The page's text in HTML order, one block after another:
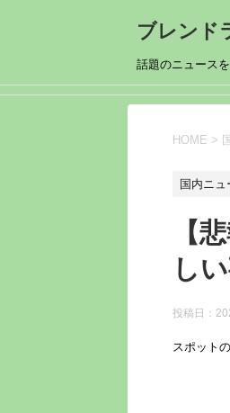
ブレンド
話題のニュース
HOME >
国内ニュ
【
し
投稿日：